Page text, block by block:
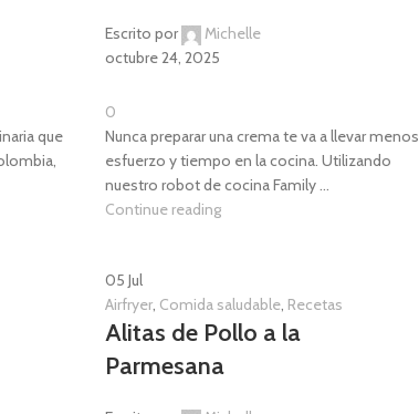
que
Escrito por
Michelle
octubre 24, 2025
0
Nunca preparar una crema te va a llevar menos
esfuerzo y tiempo en la cocina. Utilizando
nuestro robot de cocina Family ...
Continue reading
05Jul
Airfryer, Comida saludable, Recetas
Alitas de Pollo a la
Parmesana